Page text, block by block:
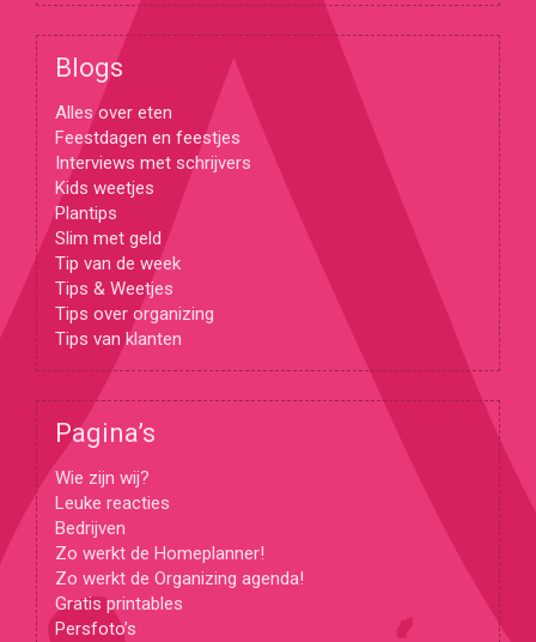
Blogs
Alles over eten
Feestdagen en feestjes
Interviews met schrijvers
Kids weetjes
Plantips
Slim met geld
Tip van de week
Tips & Weetjes
Tips over organizing
Tips van klanten
Pagina’s
Wie zijn wij?
Leuke reacties
Bedrijven
Zo werkt de Homeplanner!
Zo werkt de Organizing agenda!
Gratis printables
Persfoto’s